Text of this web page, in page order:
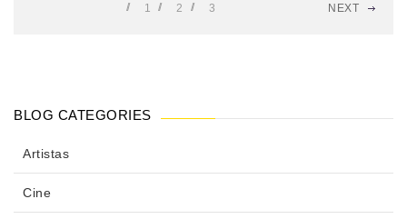
1 2 3 NEXT
BLOG CATEGORIES
Artistas
Cine